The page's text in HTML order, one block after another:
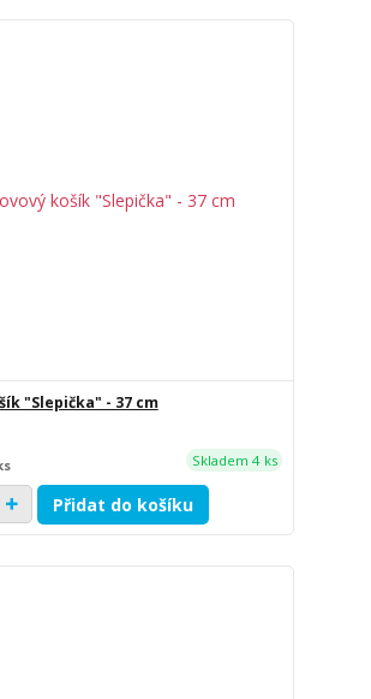
"Slepička" - 37 cm
Skladem 4 ks
Přidat do košíku